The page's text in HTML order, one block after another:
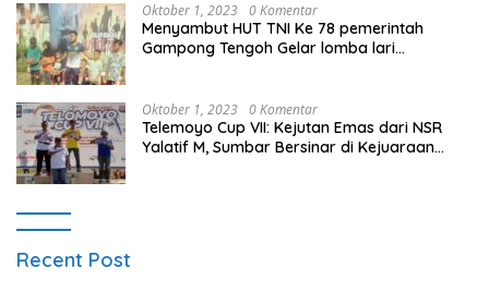
Oktober 1, 2023 0 Komentar
Menyambut HUT TNI Ke 78 pemerintah
Gampong Tengoh Gelar lomba lari
Oktober 1, 2023 0 Komentar
Telemoyo Cup VII: Kejutan Emas dari NSR
Yalatif M, Sumbar Bersinar di Kejuaraan
Recent Post